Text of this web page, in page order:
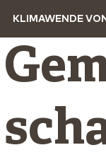
KLIMAWENDE